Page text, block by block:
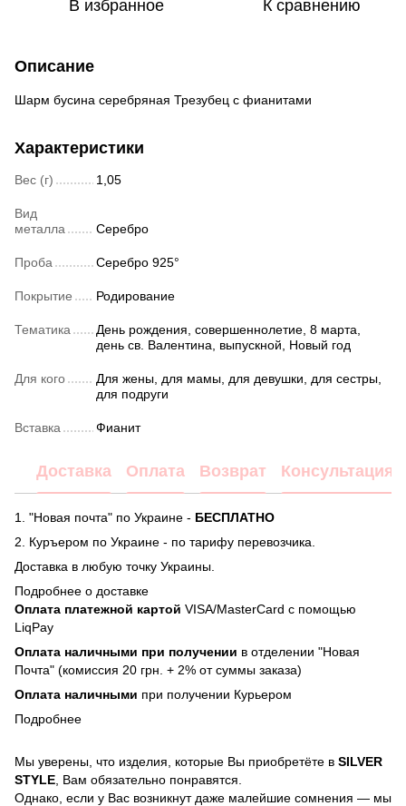
В избранное К сравнению
Описание
Шарм бусина серебряная Трезубец с фианитами
Характеристики
Вес (г) 1,05
Вид
металла
Серебро
Проба Серебро 925°
Покрытие Родирование
Тематика
День рождения, совершеннолетие, 8 марта,
день св. Валентина, выпускной, Новый год
Для кого
Для жены, для мамы, для девушки, для сестры,
для подруги
Вставка Фианит
Доставка Оплата Возврат Консультация
1. "Новая почта" по Украине - БЕСПЛАТНО
2. Куръером по Украине - по тарифу перевозчика.
Доставка в любую точку Украины.
Подробнее о доставке
Оплата платежной картой VISA/MasterCard с помощью
LiqPay
Оплата наличными при получении в отделении "Новая
Почта" (комиссия 20 грн. + 2% от суммы заказа)
Оплата наличными при получении Курьером
Подробнее
Мы уверены, что изделия, которые Вы приобретёте в SILVER
STYLE , Вам обязательно понравятся.
Однако, если у Вас возникнут даже малейшие сомнения — мы